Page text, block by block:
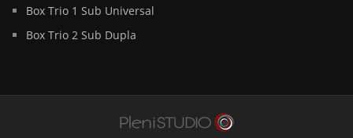
Box Trio 1 Sub Universal
Box Trio 2 Sub Dupla